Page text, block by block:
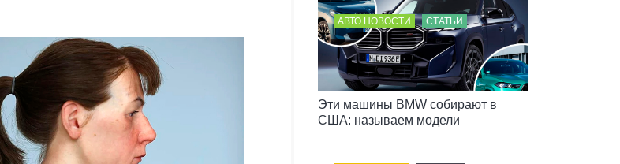
АВТО НОВОСТИ СТАТЬИ
Эти машины BMW собирают в
США: называем модели